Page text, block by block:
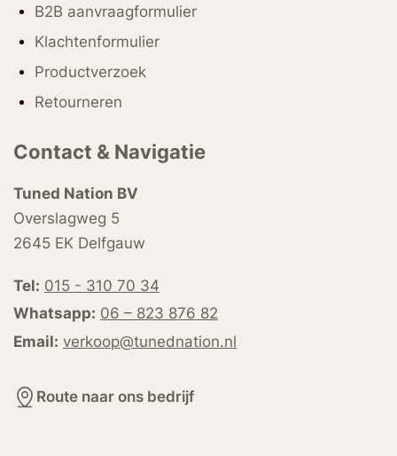
B2B aanvraagformulier
Klachtenformulier
Productverzoek
Retourneren
Contact & Navigatie
Tuned Nation BV
Overslagweg 5
2645 EK Delfgauw
Tel: 015 - 310 70 34
Whatsapp: 06 – 823 876 82
Email: verkoop@tunednation.nl
Route naar ons bedrijf